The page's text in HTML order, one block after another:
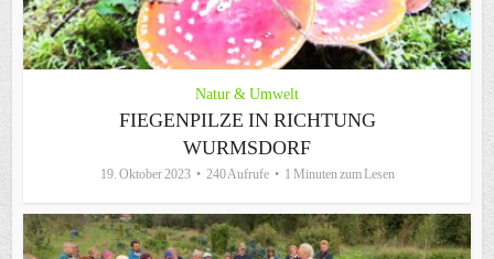
Natur & Umwelt
FIEGENPILZE IN RICHTUNG
WURMSDORF
19. Oktober 2023 240 Aufrufe 1 Minuten zum Lesen